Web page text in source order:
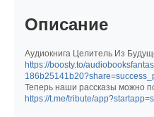
Описание
Аудиокнига Целитель Из
https://boosty.to/
Теперь наши рассказы можно
https://t.me/tribute/